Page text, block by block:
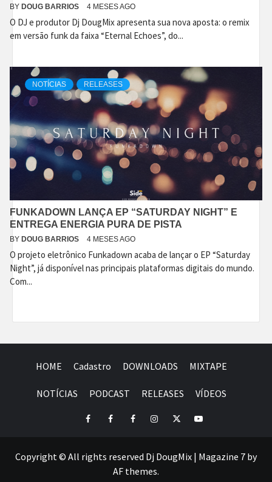
BY DOUG BARRIOS 4 MESES AGO
O DJ e produtor Dj DougMix apresenta sua nova aposta: o remix
em versão funk da faixa “Eternal Echoes”, do...
NOTÍCIAS RELEASES
FUNKADOWN LANÇA EP “SATURDAY NIGHT” E
ENTREGA ENERGIA PURA DE PISTA
BY DOUG BARRIOS 4 MESES AGO
O projeto eletrônico Funkadown acaba de lançar o EP “Saturday
Night”, já disponível nas principais plataformas digitais do mundo.
Com...
HOME Cadastro DOWNLOADS MIXTAPE
NOTÍCIAS PODCAST RELEASES VÍDEOS
FacebookPerfil
Perfil
InstagramTwitterYoutube
Copyright © All rights reserved Dj DougMix | Magazine 7 by
AF themes.